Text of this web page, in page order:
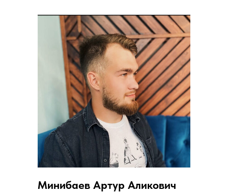
Минибаев Артур Аликович